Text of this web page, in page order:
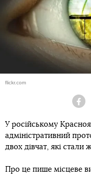
flickr.com
У російському
адміністративний
двох дівчат, які стали
Про це пише місцеве